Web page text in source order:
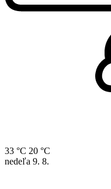
33 °C 20 °C
nedeľa 9. 8.